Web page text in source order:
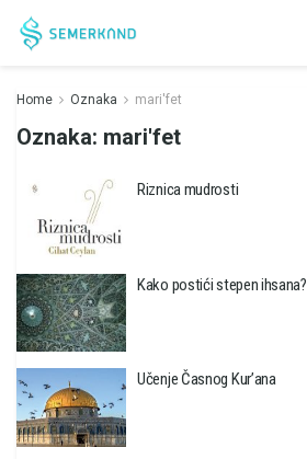
Home Oznaka mari'fet
Oznaka: mari'fet
Riznica mudrosti
Kako postići stepen ihsana?
Učenje Časnog Kur’ana